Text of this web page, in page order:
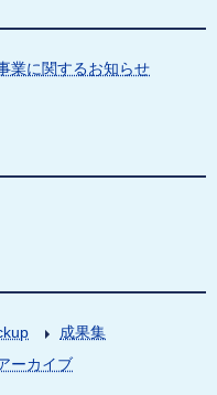
業に関するお知らせ
成果集
ーカイブ